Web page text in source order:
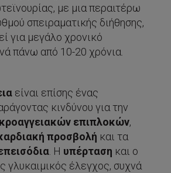
με μια περαιτέρω
σπειραματικής διήθησης,
για μεγάλο χρονικό
πάνω από 10-20 χρόνια.
είναι επίσης ένας
κινδύνου για την
επιπλοκών,
προσβολή και τα
. Η υπέρταση και ο
γλυκαιμικός έλεγχος, συχνά